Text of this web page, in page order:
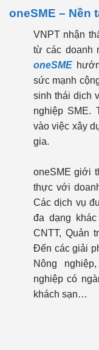
oneSME – Nền
VNPT nhận
từ các doanh
oneSME
sức mạnh
sinh thái dịch
nghiệp SME.
vào việc xây
gia.
oneSME giới
thực với
Các dịch vụ
đa dạng
CNTT, Quản
Đến các giải
Nông
nghiệp có
khách sạn…